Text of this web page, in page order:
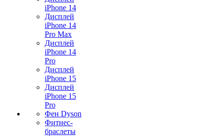
iPhone 14
Дисплей
iPhone 14
Pro Max
Дисплей
iPhone 14
Pro
Дисплей
iPhone 15
Дисплей
iPhone 15
Pro
Фен Dyson
Фитнес-
браслеты